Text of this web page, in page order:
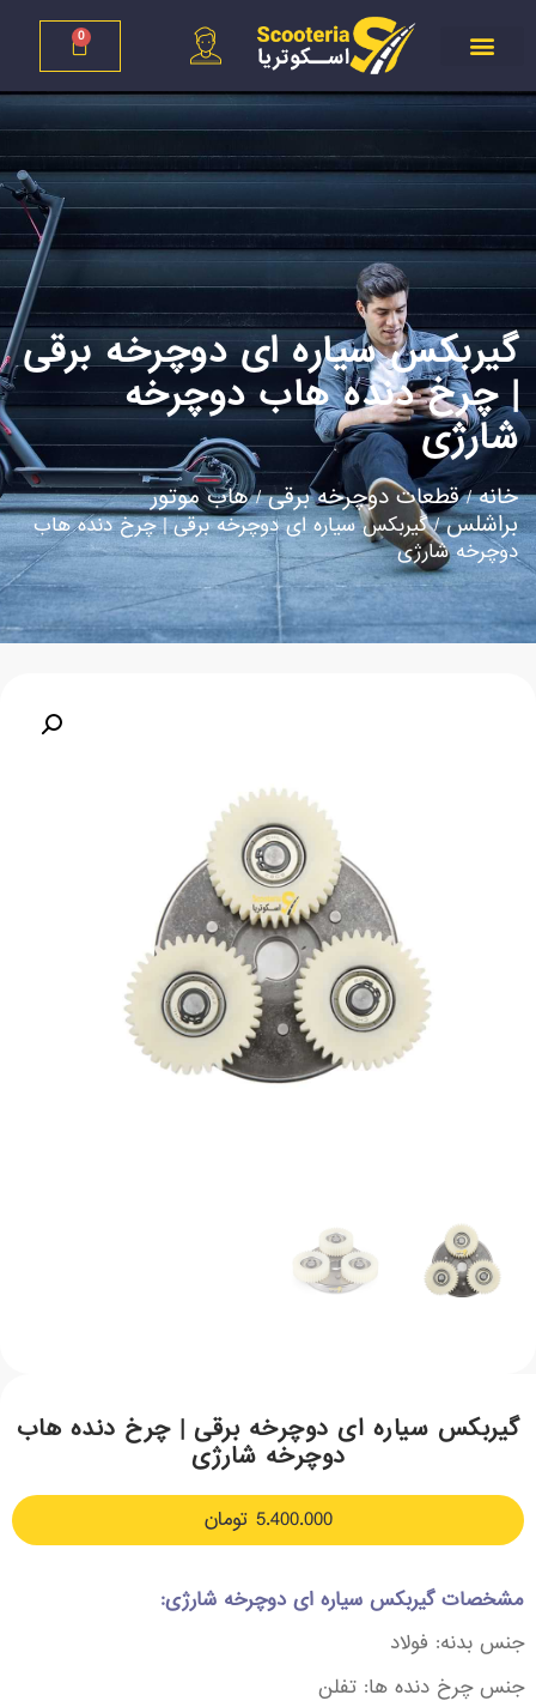
0
گیربکس سیاره ای دوچرخه برقی
| چرخ دنده هاب دوچرخه
شارژی
خانه/قطعات دوچرخه برقی/هاب موتور
براشلس/ گیربکس سیاره ای دوچرخه برقی | چرخ دنده هاب
دوچرخه شارژی
گیربکس سیاره ای دوچرخه برقی | چرخ دنده هاب
دوچرخه شارژی
5.400.000 تومان
مشخصات گیربکس سیاره ای دوچرخه شارژی:
جنس بدنه: فولاد
جنس چرخ دنده ها: تفلن